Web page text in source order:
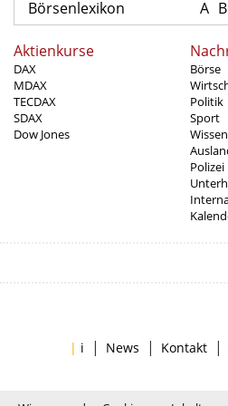
Börsenlexikon A B
Aktienkurse
DAX
MDAX
TECDAX
SDAX
Dow Jones
Börse
Politik
Sport
Polizei
| i | News | Kontakt |